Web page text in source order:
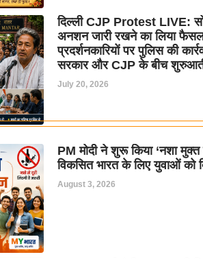
दिल्ली CJP Protest LIVE:
अनशन जारी रखने का लिया
प्रदर्शनकारियों पर पुलिस की
सरकार और CJP के बीच
July 20, 2026
PM मोदी ने शुरू किया ‘नशा मुक्त
विकसित भारत के लिए युवाओं को
August 3, 2026